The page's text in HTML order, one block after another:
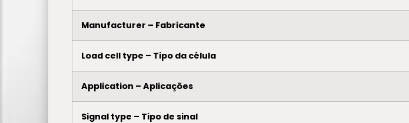
Manufacturer – Fabricante
Load cell type – Tipo da célula
Application – Aplicações
Signal type – Tipo de sinal